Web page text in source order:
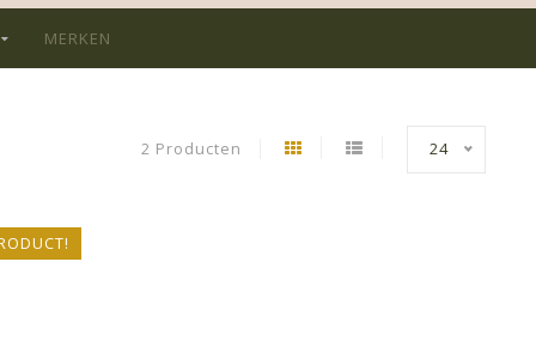
MERKEN
2 Producten 24